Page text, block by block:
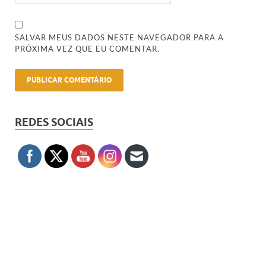
SALVAR MEUS DADOS NESTE NAVEGADOR PARA A
PRÓXIMA VEZ QUE EU COMENTAR.
REDES SOCIAIS